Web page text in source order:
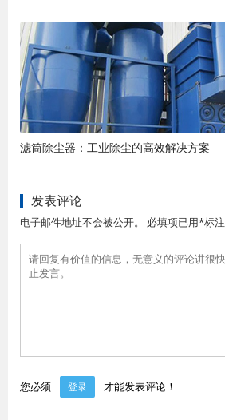
滤筒除尘器：工业除尘的高效解决方案
发表评论
电子邮件地址不会被公开。 必填项已用*标注
您必须 登录 才能发表评论！